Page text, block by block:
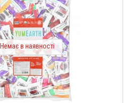
Немає в наявності